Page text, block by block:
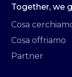
Together, we
Cosa
Cosa offriamo
Partner